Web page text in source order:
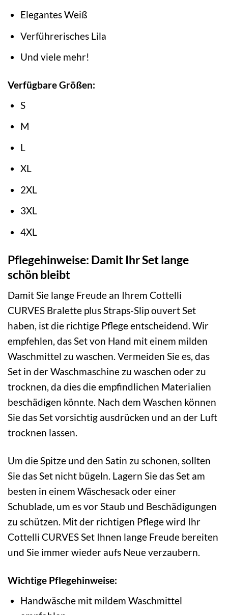
Elegantes Weiß
Verführerisches Lila
Und viele mehr!
Verfügbare Größen:
S
M
L
XL
2XL
3XL
4XL
Pflegehinweise: Damit Ihr Set lange
schön bleibt
Damit Sie lange Freude an Ihrem Cottelli
CURVES Bralette plus Straps-Slip ouvert Set
haben, ist die richtige Pflege entscheidend. Wir
empfehlen, das Set von Hand mit einem milden
Waschmittel zu waschen. Vermeiden Sie es, das
Set in der Waschmaschine zu waschen oder zu
trocknen, da dies die empfindlichen Materialien
beschädigen könnte. Nach dem Waschen können
Sie das Set vorsichtig ausdrücken und an der Luft
trocknen lassen.
Um die Spitze und den Satin zu schonen, sollten
Sie das Set nicht bügeln. Lagern Sie das Set am
besten in einem Wäschesack oder einer
Schublade, um es vor Staub und Beschädigungen
zu schützen. Mit der richtigen Pflege wird Ihr
Cottelli CURVES Set Ihnen lange Freude bereiten
und Sie immer wieder aufs Neue verzaubern.
Wichtige Pflegehinweise:
Handwäsche mit mildem Waschmittel